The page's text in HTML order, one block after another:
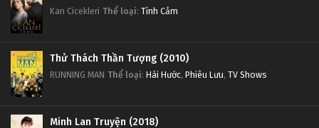
Kan Cicekleri Thể loại: Tình Cảm
Thử Thách Thần Tượng (2010)
RUNNING MAN Thể loại: Hài Hước, Phiêu Lưu, TV Shows
Minh Lan Truyện (2018)